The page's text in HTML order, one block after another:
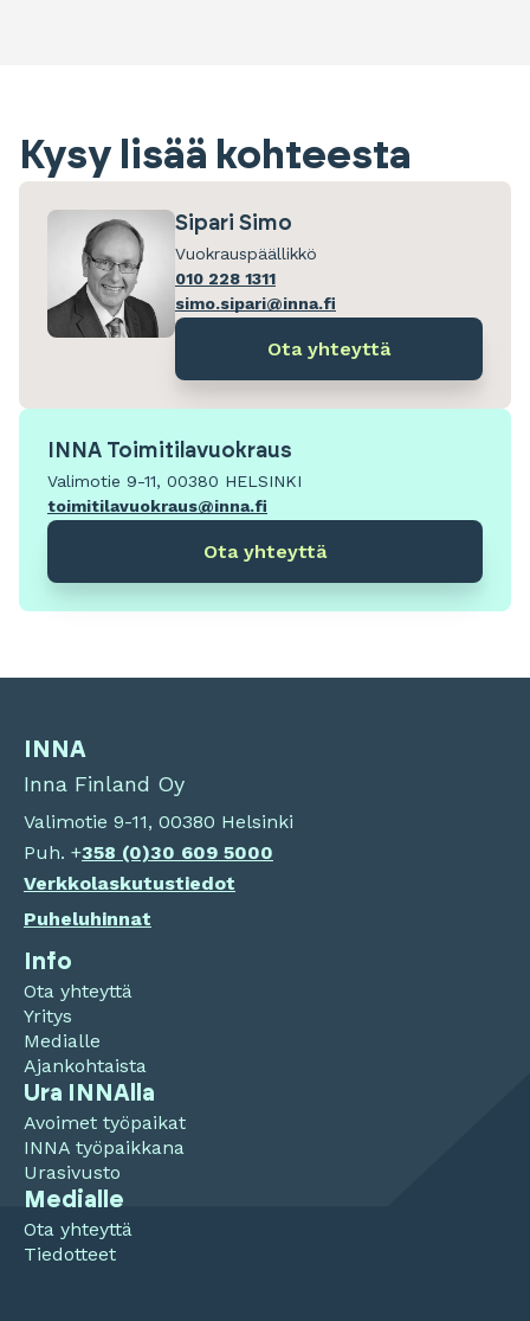
Kysy lisää kohteesta
Sipari Simo
Vuokrauspäällikkö
010 228 1311
simo.sipari@inna.fi
Ota yhteyttä
INNA Toimitilavuokraus
Valimotie 9-11, 00380 HELSINKI
toimitilavuokraus@inna.fi
Ota yhteyttä
INNA
Inna Finland Oy
Valimotie 9-11, 00380 Helsinki
Puh. +358 (0)30 609 5000
Verkkolaskutustiedot
Puheluhinnat
Info
Ota yhteyttä
Yritys
Medialle
Ajankohtaista
Ura INNAlla
Avoimet työpaikat
INNA työpaikkana
Urasivusto
Medialle
Ota yhteyttä
Tiedotteet